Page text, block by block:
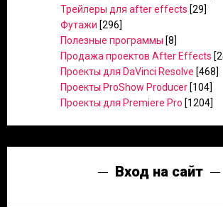
Трейлеры для after effects [29]
Футажи [296]
Полезные программы [8]
Продажа проектов After Effects
Проекты для DaVinci Resolve [468]
Проекты ProShow Producer [104]
Проекты для Premiere Pro [1204]
Вход на сайт